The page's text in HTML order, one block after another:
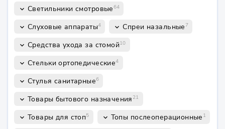
keyboard_arrow_down Светильники смотровые64
keyboard_arrow_down Слуховые аппараты4 keyboard_arrow_down Спреи назальные 7
keyboard_arrow_down Средства ухода за стомой10
keyboard_arrow_down Стельки ортопедические4
keyboard_arrow_down Стулья санитарные6
keyboard_arrow_down Товары бытового назначения 21
keyboard_arrow_down Товары для стоп5 keyboard_arrow_down Топы послеоперационные 1